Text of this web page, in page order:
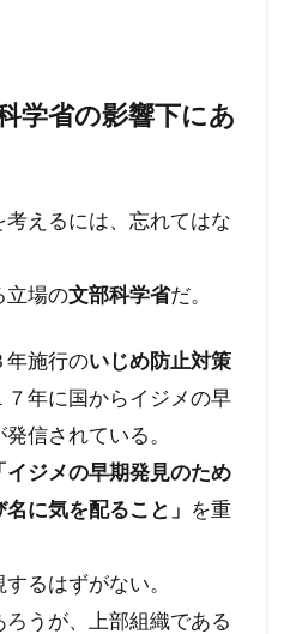
学省の影響下にあ
えるには、忘れてはな
立場の文部科学省だ。
年施行のいじめ防止対策
年に国からイジメの早
信されている。
「イジメの早期発見のため
に気を配ること」 を重
るはずがない。
うが、上部組織である